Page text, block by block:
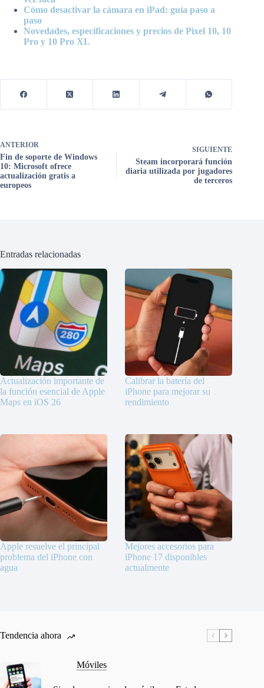
Cómo desactivar la cámara en iPad: guía paso a
paso
Novedades, especificaciones y precios de Pixel 10, 10
Pro y 10 Pro XL
ANTERIOR
Fin de soporte de Windows
10: Microsoft ofrece
actualización gratis a
europeos
SIGUIENTE
Steam incorporará función
diaria utilizada por jugadores
de terceros
Entradas relacionadas
Actualización importante de
la función esencial de Apple
Maps en iOS 26
Calibrar la batería del
iPhone para mejorar su
rendimiento
Apple resuelve el principal
problema del iPhone con
agua
Mejores accesorios para
iPhone 17 disponibles
actualmente
Tendencia ahora
Móviles